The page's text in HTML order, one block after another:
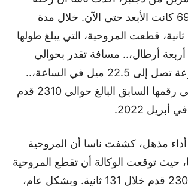
إنجينيويتي رقم 69 كانت الأبعد حتى الآن. خلال مدة
قصيرة تبلغ 135 ثانية، قطعت المروحية، التي يبلغ طولها
أربعة أرطال،.. مسافة تقدر بحوالي
2315 قدما بسرعة تصل إلى 22.5 ميل في الساعة،..
متفوقة بذلك على رقمها السابق البالغ حوالي 2310 قدم
2022.
مذهل، كشفت ناسا أن المروحية
حيث توقعت الوكالة أن تقطع المروحية
مسافة قدرها 2304 قدم خلال 131 ثانية. وبشكل عام،